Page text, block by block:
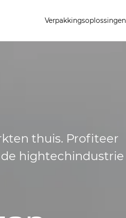
Verpakkingsoplossingen
thuis. Profiteer
hightechindustrie